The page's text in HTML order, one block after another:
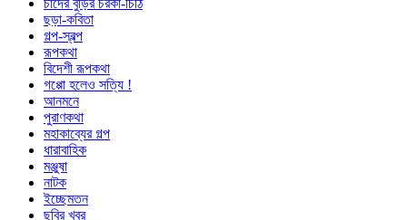
চাঁদের বুড়ির চরকা-চিঠি
ছড়া-কবিতা
গল্প-স্বল্প
রূপকথা
বিদেশী রূপকথা
গপ্পো হলেও সত্যি !
আনমনে
পুরাণকথা
মহাকাব্যের গল্প
ধারাবাহিক
মঞ্জুষা
নাটক
ইচ্ছেমতন
ছবির খবর